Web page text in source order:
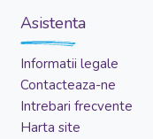
Asistenta
Informatii legale
Contacteaza-ne
Intrebari frecvente
Harta site